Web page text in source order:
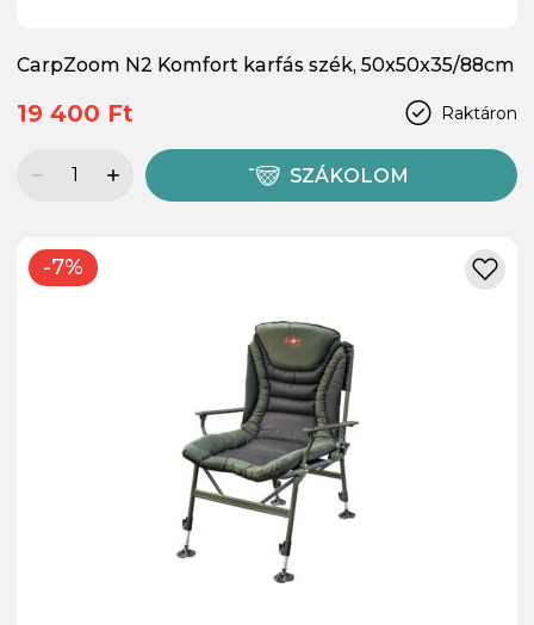
CarpZoom N2 Komfort karfás szék, 50x50x35/88cm
Raktáron
19 400 Ft
SZÁKOLOM
-7%